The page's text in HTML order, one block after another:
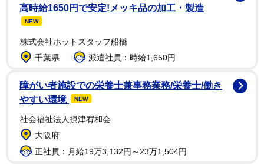
高時給1650円で安定!メッキ品の加工・製造
NEW
株式会社ホットスタッフ船橋
千葉県
派遣社員：時給1,650円
障がい者施設での栄養士兼事務業務/栄養士/働き
やすい環境
NEW
社会福祉法人摂津宥和会
大阪府
正社員：月給19万3,132円～23万1,504円